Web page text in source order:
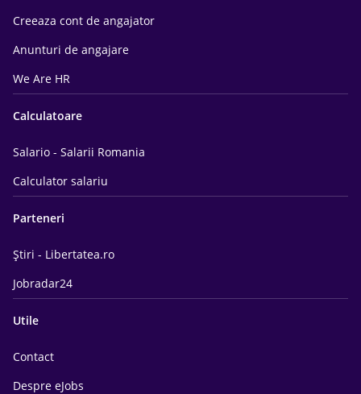
Creeaza cont de angajator
Anunturi de angajare
We Are HR
Calculatoare
Salario - Salarii Romania
Calculator salariu
Parteneri
Știri - Libertatea.ro
Jobradar24
Utile
Contact
Despre eJobs